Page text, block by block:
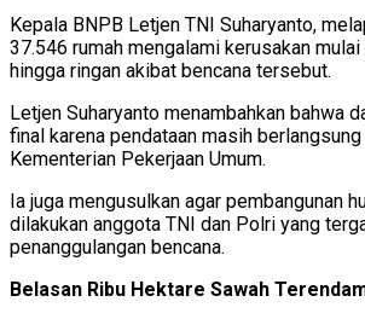
Kepala BNPB Letjen TNI Suharyanto,
37.546 rumah mengalami kerusakan
hingga ringan akibat bencana tersebut.
Letjen Suharyanto menambahkan bahwa
final karena pendataan masih
Kementerian Pekerjaan Umum.
Ia juga mengusulkan agar pembangunan
dilakukan anggota TNI dan Polri yang
penanggulangan bencana.
Belasan Ribu Hektare Sawah